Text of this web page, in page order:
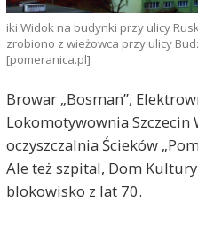
iki Widok na budynki przy ulicy
zrobiono z wieżowca przy ulicy
[pomeranica.pl]
Browar „Bosman”,
Lokomotywownia Szczecin
oczyszczalnia Ścieków
Ale też szpital, Dom
blokowisko z lat 70.